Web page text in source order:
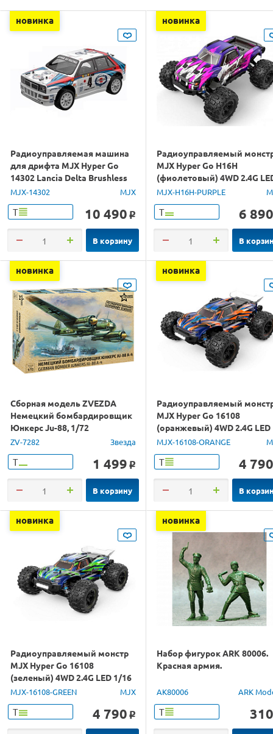
новинка
Радиоуправляемая машина
для дрифта MJX Hyper Go
14302 Lancia Delta Brushless
4WD 2.4G LED 1/14 RTR
MJX-14302 MJX
Т 10 490 o
В корзину
новинка
Радиоуправляемый
MJX Hyper Go H16H
(фиолетовый) 4WD 2.4G
GPS 1/16 RTR
MJX-H16H-PURPLE
Т 6 890
В
новинка
Сборная модель ZVEZDA
Немецкий бомбардировщик
Юнкерс Ju-88, 1/72
ZV-7282 Звезда
Т 1 499 o
В корзину
новинка
Радиоуправляемый
MJX Hyper Go 16108
(оранжевый) 4WD 2.4G LED
1/16 RTR
MJX-16108-ORANGE
Т 4 790
В
новинка
Радиоуправляемый монстр
MJX Hyper Go 16108
(зеленый) 4WD 2.4G LED 1/16
RTR
MJX-16108-GREEN MJX
Т 4 790 o
новинка
Набор фигурок ARK 80006.
Красная армия.
AK80006 ARK
Т 310